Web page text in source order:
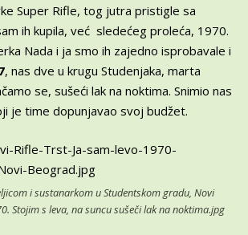
Super Rifle, tog jutra pristigle sa
ih kupila, već sledećeg proleća, 1970.
Nada i ja smo ih zajedno isprobavale i
, nas dve u krugu Studenjaka, marta
se, sušeći lak na noktima. Snimio nas
je time dopunjavao svoj budžet.
i sustanarkom u Studentskom gradu, Novi
Stojim s leva, na suncu sušeči lak na noktima.jpg